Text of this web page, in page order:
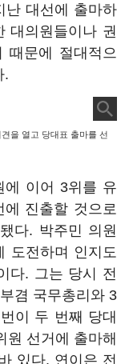
난 대선에 출마하
대의원들이나 권
때문에 절대적으
.
을 열고 당대표 출마를 선
에 이어 3위를 유
진출할 것으로
다. 박주민 의원
도전하며 인지도
다. 그는 당시 전
겸 국무총리와 3
이 두 번째 당대
원 선거에 출마해
있다. 연이은 전